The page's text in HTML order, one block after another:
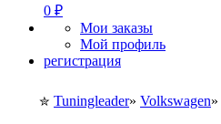
0 ₽
Мои заказы
Мой профиль
регистрация
✮ Tuningleader» Volkswagen»